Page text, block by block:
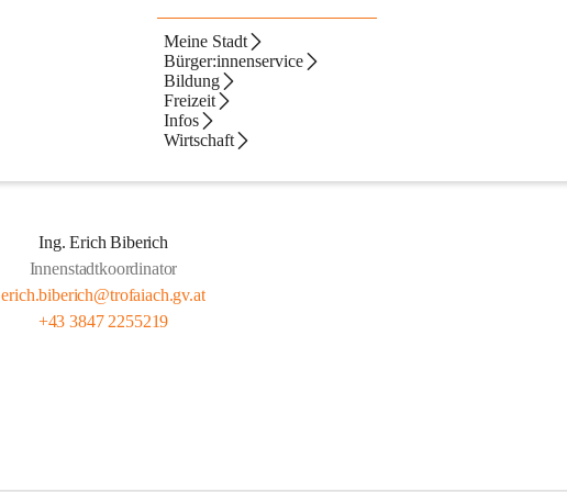
Meine Stadt
Bürger:innenservice
Bildung
Freizeit
Infos
Wirtschaft
Ing. Erich Biberich
Innenstadtkoordinator
erich.biberich@trofaiach.gv.at
+43 3847 2255219